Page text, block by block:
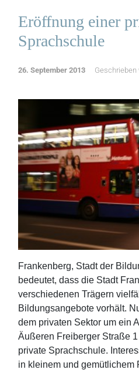
Eröffnung einer
Sprachschule
26. September 2013 Geschrieben
Frankenberg, Stadt der
bedeutet, dass die Stadt
verschiedenen Trägern
Bildungsangebote vorhält.
dem privaten Sektor um ein
Äußeren Freiberger Straße
private Sprachschule.
in kleinem und gemütlichem